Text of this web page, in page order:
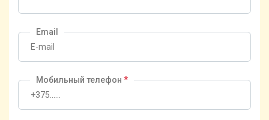
Email
Мобильный телефон *